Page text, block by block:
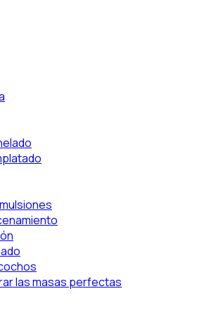
las masas perfectas